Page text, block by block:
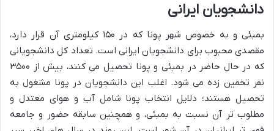
دانشجویان ایرانی
بمبئی و به خصوص شهر پونا که در ۱۵۰ کیلومتری آن قرار دارد،
مقصدی محبوب برای دانشجویان ایرانی است. تعداد کل دانشجویانی
که در حال حاضر در بمبئی و پونا تحصیل می کنند، بیش از ۳۵۰۰
نفر تخمین زده می شود. اغلب این دانشجویان در پونا مشغول به
تحصیل هستند؛ دلایل انتخاب پونا شامل آب و هوای معتدل و
مطلوب تر آن نسبت به بمبئی، و همچنین سابقه حضور و جامعه